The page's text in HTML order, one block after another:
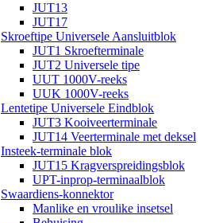
JUT13
JUT17
Skroeftipe Universele Aansluitblok
JUT1 Skroefterminale
JUT2 Universele tipe
UUT 1000V-reeks
UUK 1000V-reeks
Lentetipe Universele Eindblok
JUT3 Kooiveerterminale
JUT14 Veerterminale met deksel
Insteek-terminale blok
JUT15 Kragverspreidingsblok
UPT-inprop-terminaalblok
Swaardiens-konnektor
Manlike en vroulike insetsel